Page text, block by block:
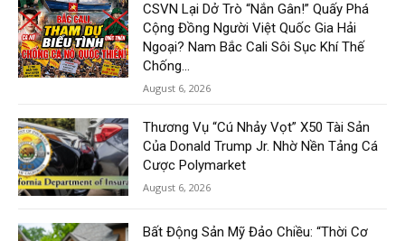
CSVN Lại Dở Trò “Nắn Gân!” Quấy Phá
Cộng Đồng Người Việt Quốc Gia Hải
Ngoại? Nam Bắc Cali Sôi Sục Khí Thế
Chống...
August 6, 2026
Thương Vụ “Cú Nhảy Vọt” X50 Tài Sản
Của Donald Trump Jr. Nhờ Nền Tảng Cá
Cược Polymarket
August 6, 2026
Bất Động Sản Mỹ Đảo Chiều: “Thời Cơ